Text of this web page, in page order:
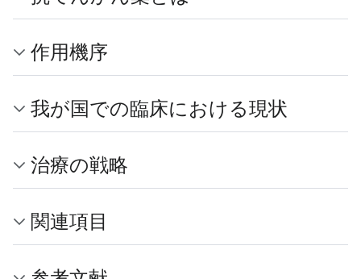
作用機序
我が国での臨床における現状
治療の戦略
関連項目